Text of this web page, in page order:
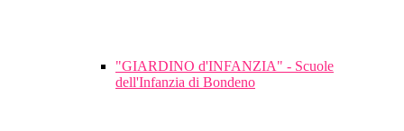
"GIARDINO d'INFANZIA" - Scuole
dell'Infanzia di Bondeno